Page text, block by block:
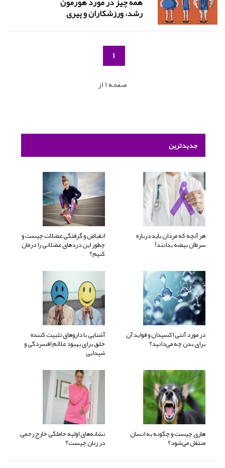
رشد، ورزشکاران و پیری
1
صفحه 1 از
جدیدترین
هر آنچه که مردان باید درباره
سرطان بیضه بدانند!
انقباض و گرفتگی عضلات چیست و
چطور این دردهای عضلانی را درمان
کنیم؟
در مورد آنتی اکسیدان و فواید آن
برای بدن چه می‌دانید؟
آشنایی با داروهای تثبیت کننده
خلق برای بهبود علائم افسردگی و
شیدایی
هاری چیست و چگونه به انسان
منتقل می‌شود؟
نشانه‌های اولیه حاملگی خارج رحمی
در زنان چیست؟